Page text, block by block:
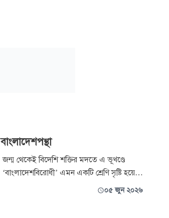
বাংলাদেশপন্থা
জন্ম থেকেই বিদেশি শক্তির মদতে এ ভূখণ্ডে
‘বাংলাদেশবিরোধী’ এমন একটি শ্রেণি সৃষ্টি হয়েছে,
যারা শুরু থেকেই এদেশকে তলাবিহীন ঝুড়ি,০৫ জুন ২০২৬